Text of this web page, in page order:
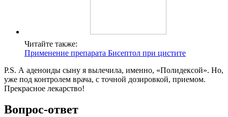
Читайте также:
Применение препарата Бисептол при цистите
P.S. А аденоиды сыну я вылечила, именно, «Полидексой». Но,
уже под контролем врача, с точной дозировкой, приемом.
Прекрасное лекарство!
Вопрос-ответ